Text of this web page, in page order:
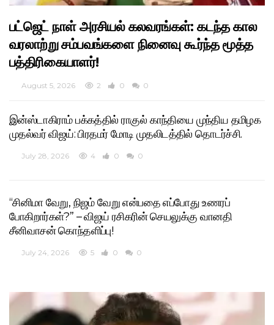
பட்ஜெட் நாள் அரசியல் கலவரங்கள்: கடந்த கால
வரலாற்று சம்பவங்களை நினைவு கூர்ந்த மூத்த
பத்திரிகையாளர்!
August 5, 2026 2 0 0
இன்ஸ்டாகிராம் பக்கத்தில் ராகுல் காந்தியை முந்திய தமிழக
முதல்வர் விஜய்: பிரதமர் மோடி முதலிடத்தில் தொடர்ச்சி.
July 28, 2026 4 0 0
“சினிமா வேறு, நிஜம் வேறு என்பதை எப்போது உணரப்
போகிறார்கள்?” – விஜய் ரசிகரின் செயலுக்கு வானதி
சீனிவாசன் கொந்தளிப்பு!
July 24, 2026 5 0 0